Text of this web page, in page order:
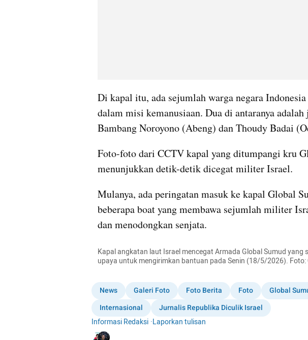
Di kapal itu, ada sejumlah warga negara
dalam misi kemanusiaan. Dua di antaranya
Bambang Noroyono (Abeng) dan Thoudy Badai
Foto-foto dari CCTV kapal yang ditumpangi kru
menunjukkan detik-detik dicegat militer Israel.
Mulanya, ada peringatan masuk ke kapal Global
beberapa boat yang membawa sejumlah militer
dan menodongkan senjata.
Kapal angkatan laut Israel mencegat Armada Global Sumud yang
upaya untuk mengirimkan bantuan pada Senin (18/5/2026). Foto:
News Galeri Foto Foto Berita Foto Global
Internasional
Jurnalis Republika Diculik Israel
Informasi Redaksi ·Laporkan tulisan